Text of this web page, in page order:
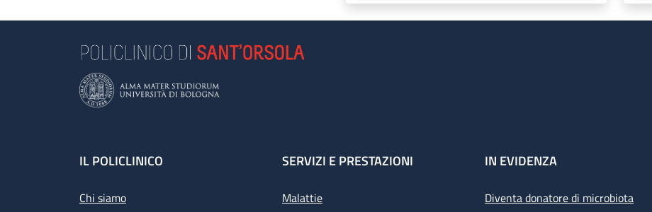
Footer
IL POLICLINICO
Chi siamo
SERVIZI E PRESTAZIONI
Malattie
IN EVIDENZA
Diventa donatore di microbiota